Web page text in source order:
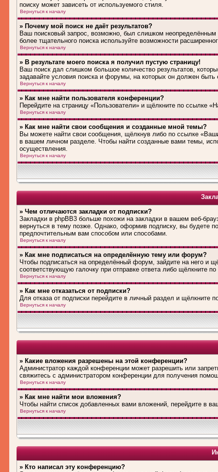
поиску может зависеть от используемого стиля.
Вернуться к началу
» Почему мой поиск не даёт результатов?
Ваш поисковый запрос, возможно, был слишком
более тщательного поиска используйте возможности
Вернуться к началу
» В результате моего поиска я получил пустую страницу!
Ваш поиск дал слишком большое количество результатов,
задавайте условия поиска и форумы, на которых он должен быть
Вернуться к началу
» Как мне найти пользователя конференции?
Перейдите на страницу «Пользователи» и щёлкните по ссылке
Вернуться к началу
» Как мне найти свои сообщения и созданные мной темы?
Вы можете найти свои сообщения, щёлкнув либо по ссылке
в вашем личном разделе. Чтобы найти созданные вами темы,
осуществления.
Вернуться к началу
» Чем отличаются закладки от подписки?
Закладки в phpBB3 больше похожи на закладки в вашем веб-
вернуться в тему позже. Однако, оформив подписку, вы будете
предпочтительным вам способом или способами.
Вернуться к началу
» Как мне подписаться на определённую тему или форум?
Чтобы подписаться на определённый форум, зайдите на него и
соответствующую галочку при отправке ответа либо щёлкните
Вернуться к началу
» Как мне отказаться от подписки?
Для отказа от подписки перейдите в личный раздел и щёлкните
Вернуться к началу
» Какие вложения разрешены на этой конференции?
Администратор каждой конференции может разрешить или
свяжитесь с администратором конференции для получения
Вернуться к началу
» Как мне найти мои вложения?
Чтобы найти список добавленных вами вложений, перейдите в
Вернуться к началу
» Кто написал эту конференцию?